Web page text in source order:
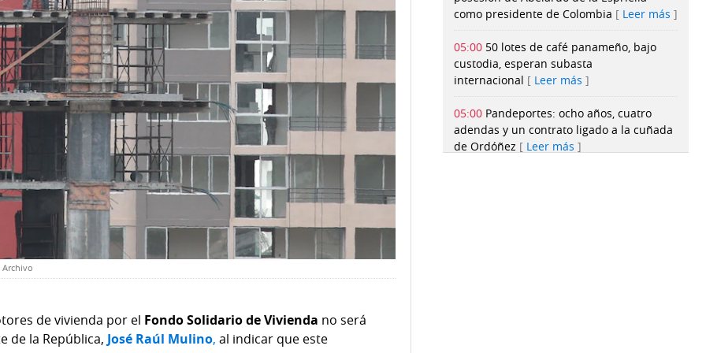
Archivo
de vivienda por el Fondo Solidario de Vivienda no será
de la República, José Raúl Mulino, al indicar que este
como presidente de Colombia
Leer más
05:00 50 lotes de café panameño, bajo
custodia, esperan subasta
internacional
Leer más
05:00 Pandeportes: ocho años, cuatro
adendas y un contrato ligado a la cuñada
de Ordóñez
Leer más